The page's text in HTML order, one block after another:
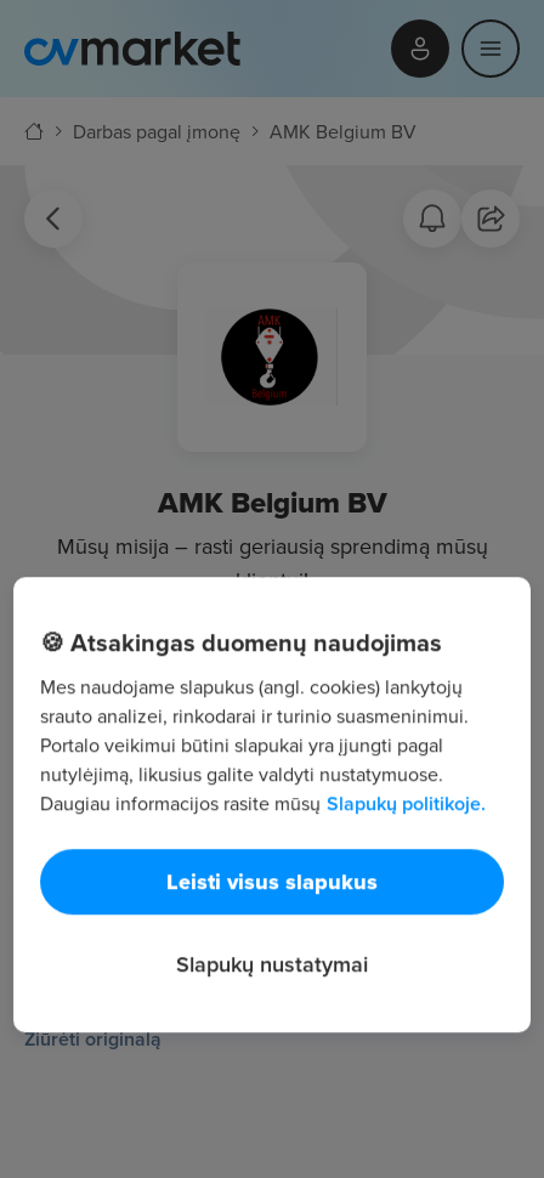
Darbas pagal įmonę AMK Belgium BV
AMK Belgium BV
Mūsų misija – rasti geriausią sprendimą mūsų
klientui!
Laageind 83, Stabroek
Žiūrėti visus skelbimus
specialistų ir kranų operatorių, galinčių dirbti visoje
Žiūrėti originalą
🍪 Atsakingas duomenų naudojimas
Mes naudojame slapukus (angl. cookies) lankytojų
srauto analizei, rinkodarai ir turinio suasmeninimui.
Portalo veikimui būtini slapukai yra įjungti pagal
nutylėjimą, likusius galite valdyti nustatymuose.
Daugiau informacijos rasite mūsų Slapukų politikoje.
Leisti visus slapukus
Slapukų nustatymai